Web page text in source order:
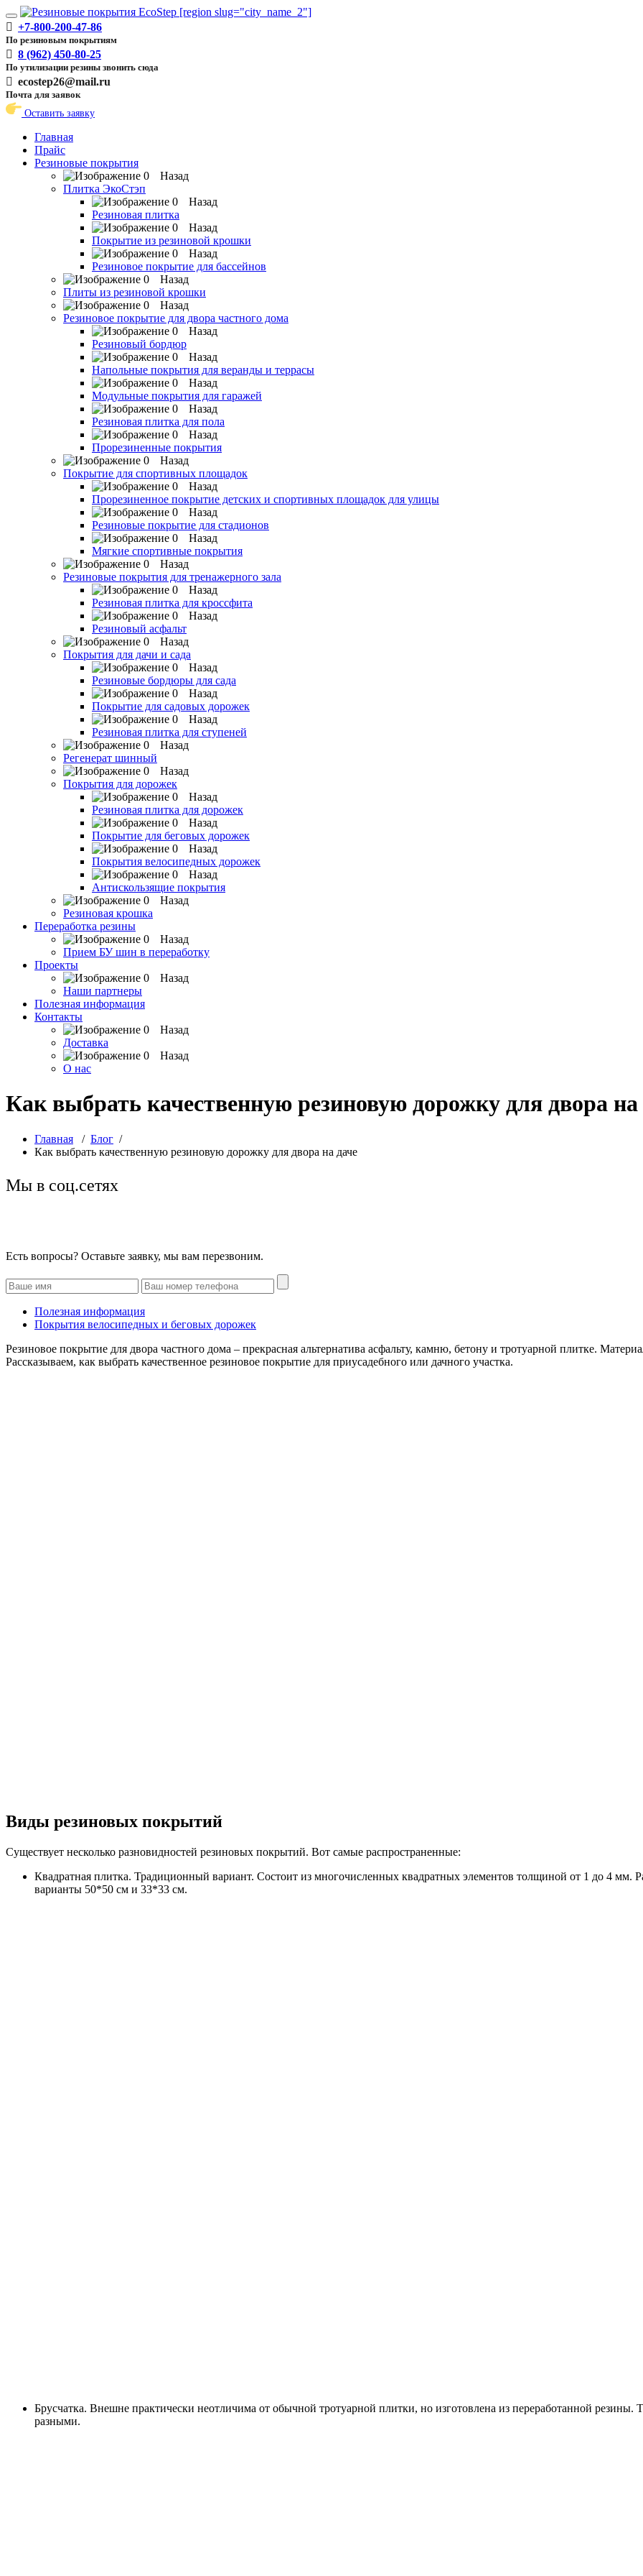
Toggle
navigation
+7-800-200-47-86
По резиновым покрытиям
8 (962) 450-80-25
По утилизации резины звонить сюда
ecostep26@mail.ru
Почта для заявок
Оставить заявку
Главная
Прайс
Резиновые покрытия
Назад
Плитка ЭкоСтэп
Назад
Резиновая плитка
Назад
Покрытие из резиновой крошки
Назад
Резиновое покрытие для бассейнов
Назад
Плиты из резиновой крошки
Назад
Резиновое покрытие для двора частного дома
Назад
Резиновый бордюр
Назад
Напольные покрытия для веранды и террасы
Назад
Модульные покрытия для гаражей
Назад
Резиновая плитка для пола
Назад
Прорезиненные покрытия
Назад
Покрытие для спортивных площадок
Назад
Прорезиненное покрытие детских и спортивных площадок для улицы
Назад
Резиновые покрытие для стадионов
Назад
Мягкие спортивные покрытия
Назад
Резиновые покрытия для тренажерного зала
Назад
Резиновая плитка для кроссфита
Назад
Резиновый асфальт
Назад
Покрытия для дачи и сада
Назад
Резиновые бордюры для сада
Назад
Покрытие для садовых дорожек
Назад
Резиновая плитка для ступеней
Назад
Регенерат шинный
Назад
Покрытия для дорожек
Назад
Резиновая плитка для дорожек
Назад
Покрытие для беговых дорожек
Назад
Покрытия велосипедных дорожек
Назад
Антискользящие покрытия
Назад
Резиновая крошка
Переработка резины
Назад
Прием БУ шин в переработку
Проекты
Назад
Наши партнеры
Полезная информация
Контакты
Назад
Доставка
Назад
О нас
Как выбрать качественную резиновую дорожку для двора на
Главная / Блог /
Как выбрать качественную резиновую дорожку для двора на даче
Мы в соц.сетях
Есть вопросы? Оставьте заявку, мы вам перезвоним.
Полезная информация
Покрытия велосипедных и беговых дорожек
Резиновое покрытие для двора частного дома – прекрасная альтернатива асфальту, камню, бетону и тротуарной плитке.
Рассказываем, как выбрать качественное резиновое покрытие для приусадебного или дачного участка.
Виды резиновых покрытий
Существует несколько разновидностей резиновых покрытий. Вот самые распространенные:
Квадратная плитка. Традиционный вариант. Состоит из многочисленных квадратных элементов толщиной от 1 до 4 мм.
варианты 50*50 см и 33*33 см.
Брусчатка. Внешне практически неотличима от обычной тротуарной плитки, но изготовлена из переработанной
разными.